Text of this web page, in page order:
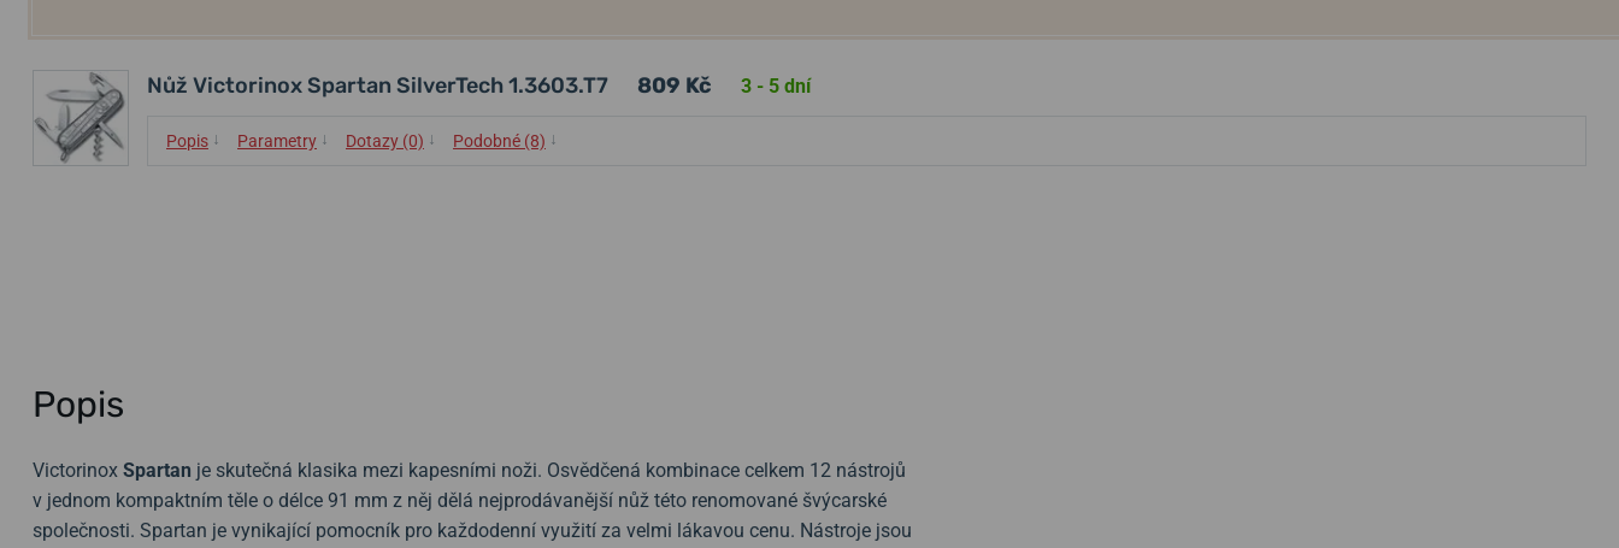
Nůž Victorinox Spartan SilverTech 1.3603.T7 809 Kč 3 - 5 dní
Popis ↓ Parametry ↓ Dotazy (0) ↓ Podobné (8) ↓
Popis
Victorinox Spartan je skutečná klasika mezi kapesními noži. Osvědčená kombinace celkem 12 nástrojů
v jednom kompaktním těle o délce 91 mm z něj dělá nejprodávanější nůž této renomované švýcarské
společnosti. Spartan je vynikající pomocník pro každodenní využití za velmi lákavou cenu. Nástroje jsou